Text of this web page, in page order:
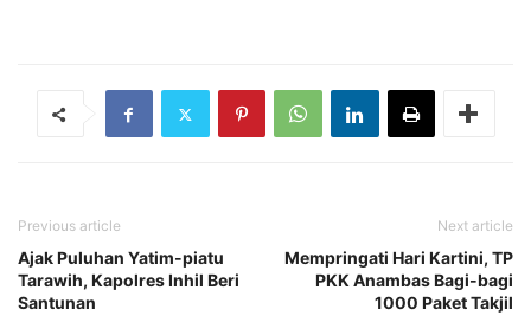
Previous article
Ajak Puluhan Yatim-piatu
Tarawih, Kapolres Inhil Beri
Santunan
Next article
Mempringati Hari Kartini, TP
PKK Anambas Bagi-bagi
1000 Paket Takjil